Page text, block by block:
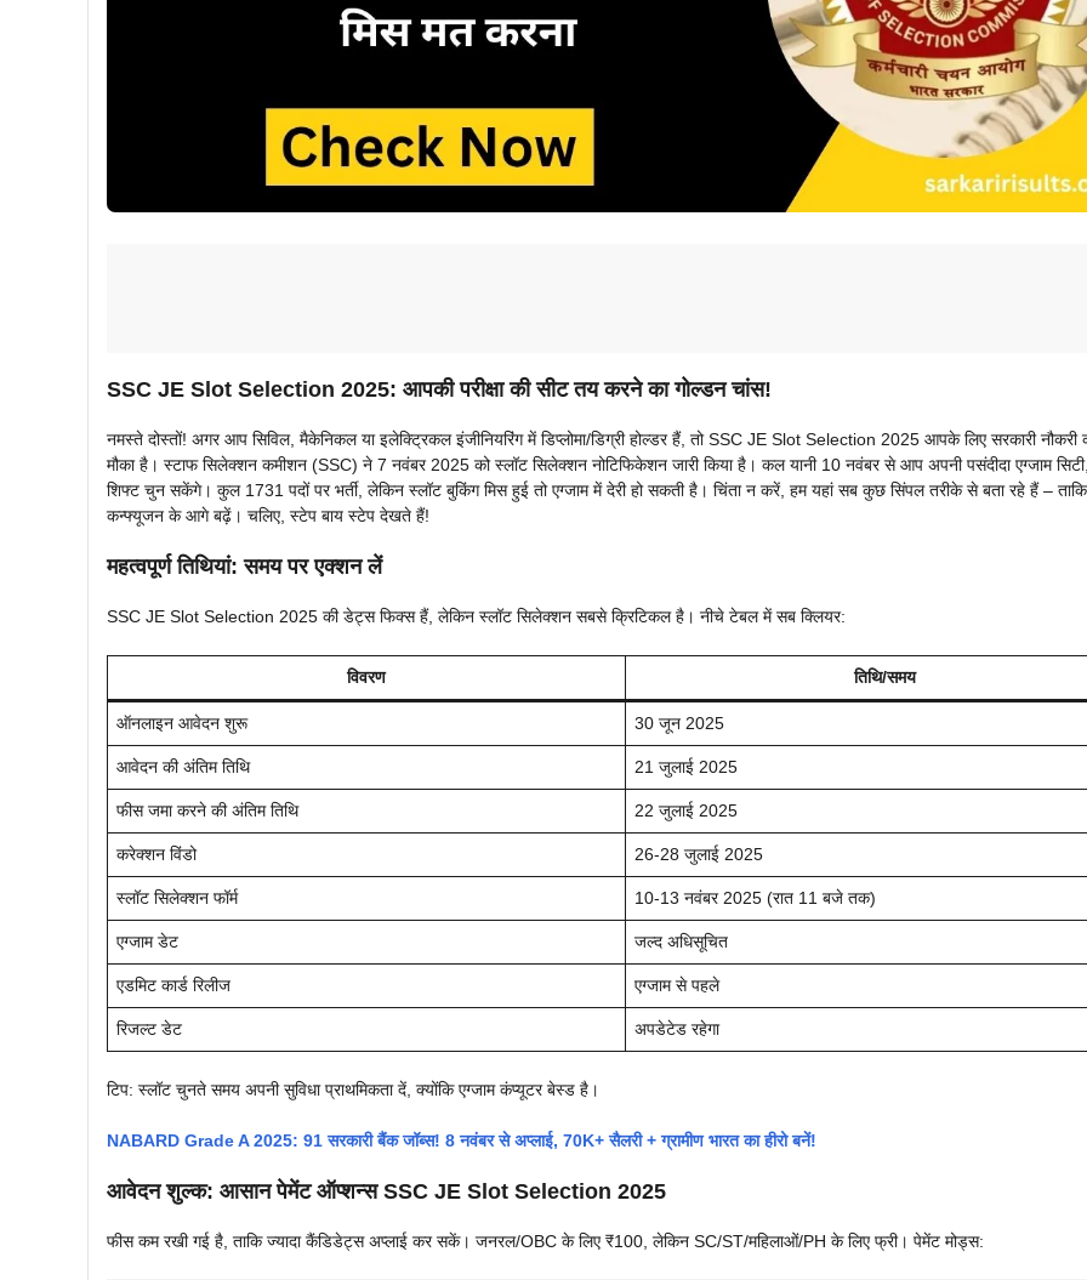
SSC JE Slot Selection 2025: आपकी परीक्षा की सीट तय करने का गोल्डन चांस!
नमस्ते दोस्तों! अगर आप सिविल, मैकेनिकल या इलेक्ट्रिकल इंजीनियरिंग में डिप्लोमा/डिग्री होल्डर हैं, तो SSC JE Slot Selection 2025 आपके लिए सरकारी नौकरी
मौका है। स्टाफ सिलेक्शन कमीशन (SSC) ने 7 नवंबर 2025 को स्लॉट सिलेक्शन नोटिफिकेशन जारी किया है। कल यानी 10 नवंबर से आप अपनी पसंदीदा एग्जाम
शिफ्ट चुन सकेंगे। कुल 1731 पदों पर भर्ती, लेकिन स्लॉट बुकिंग मिस हुई तो एग्जाम में देरी हो सकती है। चिंता न करें, हम यहां सब कुछ सिंपल तरीके से बता रहे हैं –
कन्फ्यूजन के आगे बढ़ें। चलिए, स्टेप बाय स्टेप देखते हैं!
महत्वपूर्ण तिथियां: समय पर एक्शन लें
SSC JE Slot Selection 2025 की डेट्स फिक्स हैं, लेकिन स्लॉट सिलेक्शन सबसे क्रिटिकल है। नीचे टेबल में सब क्लियर:
विवरण तिथि/समय
ऑनलाइन आवेदन शुरू 30 जून 2025
आवेदन की अंतिम तिथि 21 जुलाई 2025
फीस जमा करने की अंतिम तिथि 22 जुलाई 2025
करेक्शन विंडो 26-28 जुलाई 2025
स्लॉट सिलेक्शन फॉर्म 10-13 नवंबर 2025 (रात 11 बजे तक)
एग्जाम डेट जल्द अधिसूचित
एडमिट कार्ड रिलीज एग्जाम से पहले
रिजल्ट डेट अपडेटेड रहेगा
टिप: स्लॉट चुनते समय अपनी सुविधा प्राथमिकता दें, क्योंकि एग्जाम कंप्यूटर बेस्ड है।
NABARD Grade A 2025: 91 सरकारी बैंक जॉब्स! 8 नवंबर से अप्लाई, 70K+ सैलरी + ग्रामीण भारत का हीरो बनें!
आवेदन शुल्क: आसान पेमेंट ऑप्शन्स SSC JE Slot Selection 2025
फीस कम रखी गई है, ताकि ज्यादा कैंडिडेट्स अप्लाई कर सकें। जनरल/OBC के लिए ₹100, लेकिन SC/ST/महिलाओं/PH के लिए फ्री। पेमेंट मोड्स: